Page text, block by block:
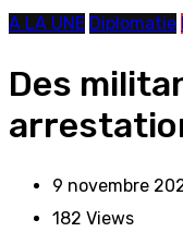
A LA UNE Diplomatie
Des
9 novembre
182 Views